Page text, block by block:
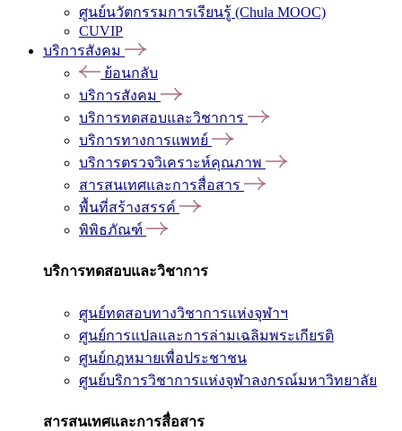
ศูนย์นวัตกรรมการเรียนรู้ (Chula MOOC)
CUVIP
บริการสังคม
ย้อนกลับ
บริการสังคม
บริการทดสอบและวิชาการ
บริการทางการแพทย์
บริการตรวจวิเคราะห์คุณภาพ
สารสนเทศและการสื่อสาร
พื้นที่สร้างสรรค์
พิพิธภัณฑ์
บริการทดสอบและวิชาการ
ศูนย์ทดสอบทางวิชาการแห่งจุฬาฯ
ศูนย์การแปลและการล่ามเฉลิมพระเกียรติ
ศูนย์กฎหมายเพื่อประชาชน
ศูนย์บริการวิชาการแห่งจุฬาลงกรณ์มหาวิทยาลัย
สารสนเทศและการสื่อสาร